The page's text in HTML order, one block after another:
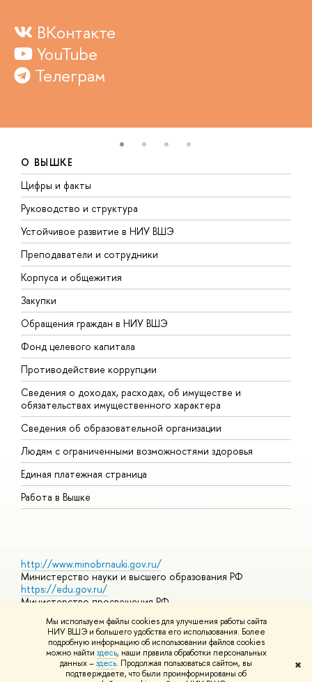
Мы используем файлы cookies для улучшения работы сайта
НИУ ВШЭ и большего удобства его использования. Более
подробную информацию об использовании файлов cookies
можно найти здесь, наши правила обработки персональных
данных –здесь. Продолжая пользоваться сайтом, вы
подтверждаете, что были проинформированы об
✖
ВКонтакте
YouTube
Телеграм
О ВЫШКЕ
Цифры и факты
Руководство и структура
Устойчивое развитие в НИУ ВШЭ
Преподаватели и сотрудники
Корпуса и общежития
Закупки
Обращения граждан в НИУ ВШЭ
Фонд целевого капитала
Противодействие коррупции
Сведения о доходах, расходах, об имуществе и
обязательствах имущественного характера
Сведения об образовательной организации
Людям с ограниченными возможностями здоровья
Единая платежная страница
Работа в Вышке
http://www.minobrnauki.gov.ru/
Министерство науки и высшего образования РФ
https://edu.gov.ru/
Министерство просвещения РФ
https://elearning.hse.ru/mooc
Массовые открытые онлайн-курсы
© НИУ ВШЭ 1993–2026 Адреса и контактыУсловия
использования материалов Политика конфиденциальности